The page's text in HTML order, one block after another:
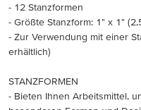
- 12 Stanzformen
- Größte Stanzform: 1" x 1"
- Zur Verwendung mit einer
erhältlich)
STANZFORMEN
- Bieten Ihnen Arbeitsmittel,